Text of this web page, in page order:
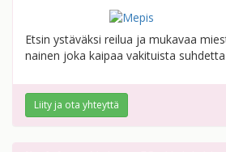
Etsin ystäväksi reilua ja mukavaa
nainen joka kaipaa vakituista suhdetta
Liity ja ota yhteyttä